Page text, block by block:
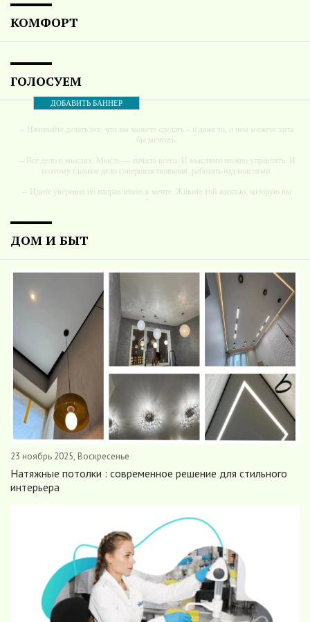
КОМФОРТ
ГОЛОСУЕМ
ДОБАВИТЬ БАННЕР
-- Начинайте делать все, что вы можете сделать – и даже то, о чем можете хотя
бы мечтать.
-- Все дело в мыслях. Мысль — начало всего. И мыслями можно управлять. И
поэтому главное дело совершенствования: работать над мыслями.
-- Идите уверенно по направлению к мечте. Живите той жизнью, которую вы
-- Самое большое богатство — это ум. Самая большая нищета — глупость. Из
-- Люблю давать советы и очень не люблю, когда их дают мне.
ДОМ И БЫТ
23 ноябрь 2025, Воскресенье
Натяжные потолки : современное решение для стильного
интерьера